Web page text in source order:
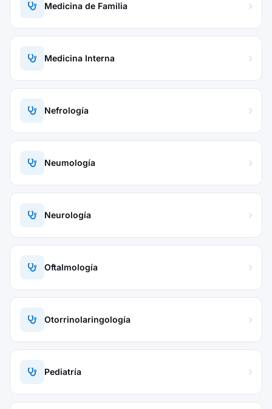
Medicina de Familia
Medicina Interna
Nefrología
Neumología
Neurología
Oftalmología
Otorrinolaringología
Pediatría